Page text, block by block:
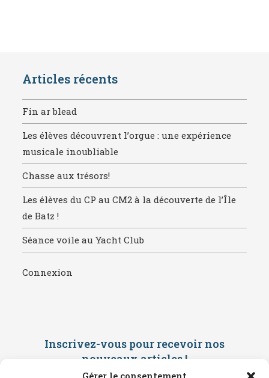
Gérer le consentement
Articles récents
Fin ar blead
Les élèves découvrent l’orgue : une expérience
musicale inoubliable
Chasse aux trésors!
Les élèves du CP au CM2 à la découverte de l’Île
de Batz !
Séance voile au Yacht Club
Connexion
Inscrivez-vous pour recevoir nos
nouveaux articles !